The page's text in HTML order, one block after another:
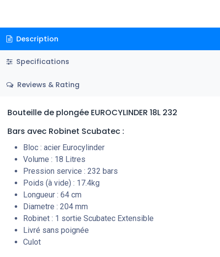
Description
Specifications
Reviews & Rating
Bouteille de plongée EUROCYLINDER 18L 232
Bars avec Robinet Scubatec :
Bloc : acier Eurocylinder
Volume : 18 Litres
Pression service : 232 bars
Poids (à vide) : 17.4kg
Longueur : 64 cm
Diametre : 204 mm
Robinet : 1 sortie Scubatec Extensible
Livré sans poignée
Culot